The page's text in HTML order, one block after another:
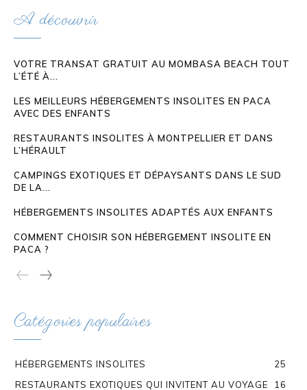
A découvrir
VOTRE TRANSAT GRATUIT AU MOMBASA BEACH TOUT
L’ÉTÉ À...
LES MEILLEURS HÉBERGEMENTS INSOLITES EN PACA
AVEC DES ENFANTS
RESTAURANTS INSOLITES À MONTPELLIER ET DANS
L’HÉRAULT
CAMPINGS EXOTIQUES ET DÉPAYSANTS DANS LE SUD
DE LA...
HÉBERGEMENTS INSOLITES ADAPTÉS AUX ENFANTS
COMMENT CHOISIR SON HÉBERGEMENT INSOLITE EN
PACA ?
Catégories populaires
HÉBERGEMENTS INSOLITES
25
RESTAURANTS EXOTIQUES QUI INVITENT AU VOYAGE
16